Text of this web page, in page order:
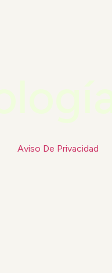
Aviso De Privacidad